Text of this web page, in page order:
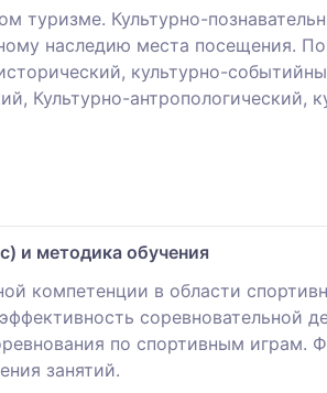
туризме. Культурно-
наследию места посещения.
культурно-
Культурно-антропологический,
и методика обучения
компетенции в области
соревновательной
по спортивным
занятий.